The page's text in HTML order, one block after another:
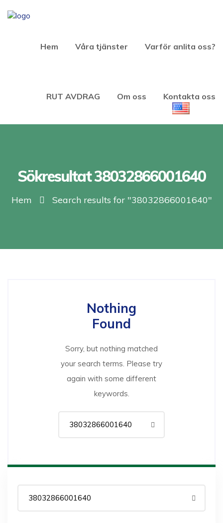
Hem Våra tjänster Varför anlita oss?
RUT AVDRAG Om oss Kontakta oss
Sökresultat 38032866001640
Hem Search results for "38032866001640"
Nothing
Found
Sorry, but nothing matched
your search terms. Please try
again with some different
keywords.